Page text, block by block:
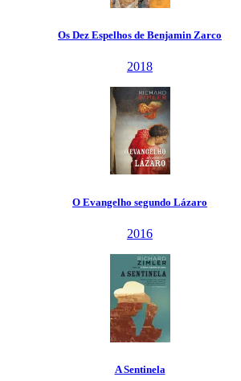
Espelhos de Benjamin Zarco
segundo Lázaro